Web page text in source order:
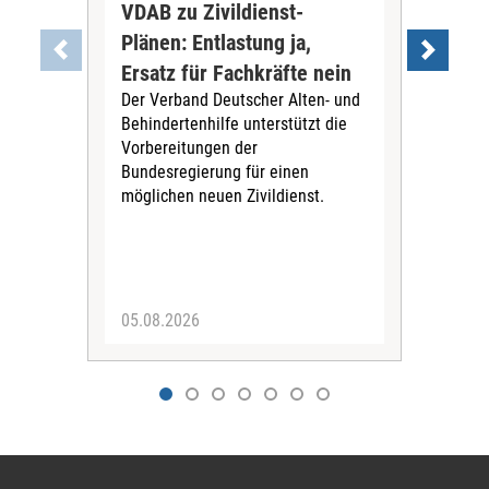
VDAB zu Zivildienst-
Plänen: Entlastung ja,
Ersatz für Fachkräfte nein
Der Verband Deutscher Alten- und
Behindertenhilfe unterstützt die
Vorbereitungen der
Bundesregierung für einen
möglichen neuen Zivildienst.
05.08.2026